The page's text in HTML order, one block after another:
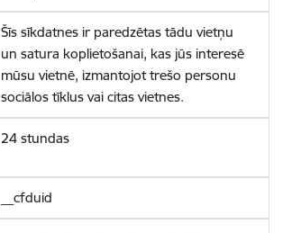
Šīs sīkdatnes ir paredzētas tādu vietņu
un satura koplietošanai, kas jūs interesē
mūsu vietnē, izmantojot trešo personu
sociālos tīklus vai citas vietnes.
24 stundas
__cfduid